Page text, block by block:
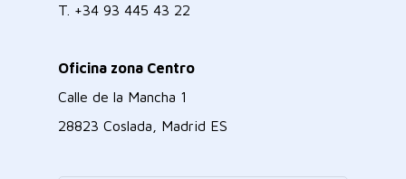
T. +34 93 445 43 22
Oficina zona Centro
Calle de la Mancha 1
28823 Coslada, Madrid ES